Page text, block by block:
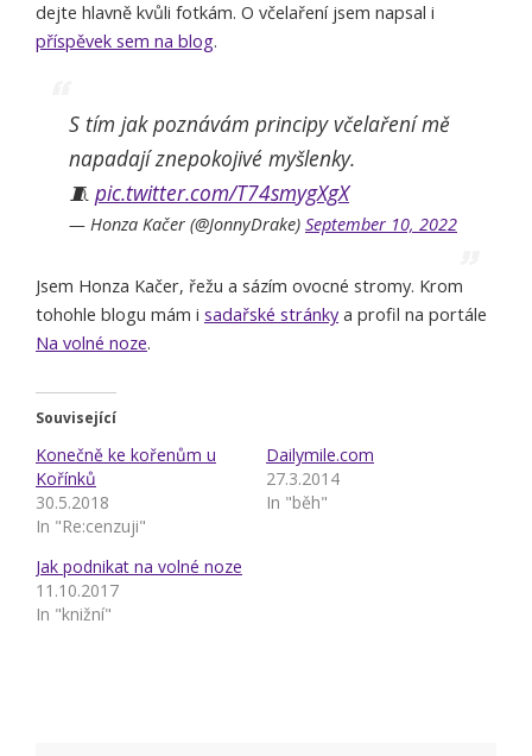
dejte hlavně kvůli fotkám. O včelaření jsem napsal i
příspěvek sem na blog.
S tím jak poznávám principy včelaření mě
napadají znepokojivé myšlenky.
🧵 pic.twitter.com/T74smygXgX
— Honza Kačer (@JonnyDrake) September 10, 2022
Jsem Honza Kačer, řežu a sázím ovocné stromy. Krom
tohohle blogu mám i sadařské stránky a profil na portále
Na volné noze.
Související
Konečně ke kořenům u
Kořínků
30.5.2018
In "Re:cenzuji"
Dailymile.com
27.3.2014
In "běh"
Jak podnikat na volné noze
11.10.2017
In "knižní"